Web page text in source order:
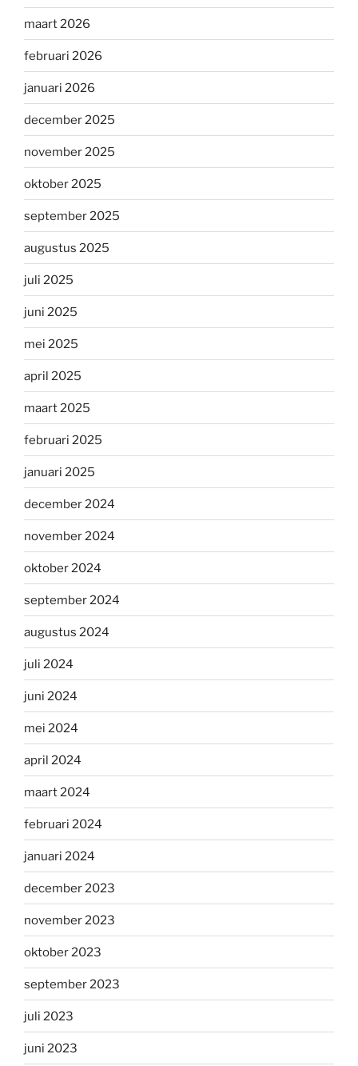
maart 2026
februari 2026
januari 2026
december 2025
november 2025
oktober 2025
september 2025
augustus 2025
juli 2025
juni 2025
mei 2025
april 2025
maart 2025
februari 2025
januari 2025
december 2024
november 2024
oktober 2024
september 2024
augustus 2024
juli 2024
juni 2024
mei 2024
april 2024
maart 2024
februari 2024
januari 2024
december 2023
november 2023
oktober 2023
september 2023
juli 2023
juni 2023